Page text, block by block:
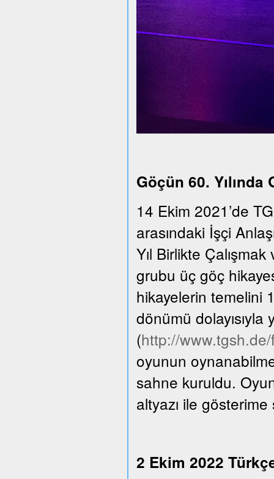
Göçün 60.
14 Ekim 2021’de
arasındaki İşçi
Yıl Birlikte
grubu üç göç
hikayelerin temelini
dönümü dolayısıyla
(http://
oyunun
sahne kuruldu.
altyazı ile
2 Ekim 2022